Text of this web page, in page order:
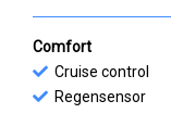
Comfort
Cruise control
Regensensor